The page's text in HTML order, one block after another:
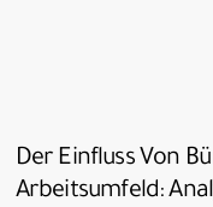
Der Einfluss Von
Arbeitsumfeld: